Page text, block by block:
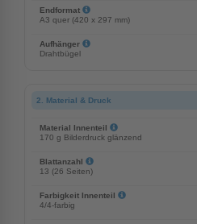
Endformat
A3 quer (420 x 297 mm)
Aufhänger
Drahtbügel
2. Material & Druck
Material Innenteil
170 g Bilderdruck glänzend
Blattanzahl
13 (26 Seiten)
Farbigkeit Innenteil
4/4-farbig